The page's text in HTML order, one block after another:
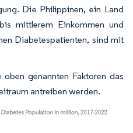
Die Philippinen, ein Land
mittlerem Einkommen und
Diabetespatienten, sind mit
genannten Faktoren das
antreiben werden.